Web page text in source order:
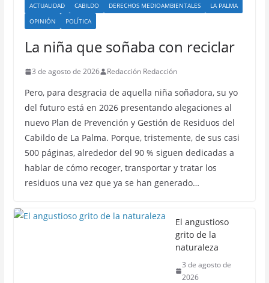
ACTUALIDAD CABILDO DERECHOS MEDIOAMBIENTALES
LA PALMA
OPINIÓN
POLÍTICA
La niña que soñaba con reciclar
3 de agosto de 2026 Redacción Redacción
Pero, para desgracia de aquella niña soñadora, su yo
del futuro está en 2026 presentando alegaciones al
nuevo Plan de Prevención y Gestión de Residuos del
Cabildo de La Palma. Porque, tristemente, de sus casi
500 páginas, alrededor del 90 % siguen dedicadas a
hablar de cómo recoger, transportar y tratar los
residuos una vez que ya se han generado…
El angustioso
grito de la
naturaleza
3 de agosto de
2026